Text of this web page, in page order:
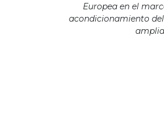
Europea en el
acondicionamiento